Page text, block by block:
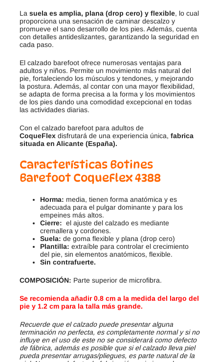
La suela es amplia, plana (drop cero) y flexible, lo cual
proporciona una sensación de caminar descalzo y
promueve el sano desarrollo de los pies. Además, cuenta
con detalles antideslizantes, garantizando la seguridad en
cada paso.
El calzado barefoot ofrece numerosas ventajas para
adultos y niños. Permite un movimiento más natural del
pie, fortaleciendo los músculos y tendones, y mejorando
la postura. Además, al contar con una mayor flexibilidad,
se adapta de forma precisa a la forma y los movimientos
de los pies dando una comodidad excepcional en todas
las actividades diarias.
Con el calzado barefoot para adultos de
CoqueFlex disfrutará de una experiencia única, fabrica
situada en Alicante (España).
Características Botines
Barefoot CoqueFlex 4388
Horma: media, tienen forma anatómica y es
adecuada para el pulgar dominante y para los
empeines más altos.
Cierre: el ajuste del calzado es mediante
cremallera y cordones.
Suela: de goma flexible y plana (drop cero)
Plantilla: extraíble para controlar el crecimiento
del pie, sin elementos anatómicos, flexible.
Sin contrafuerte.
COMPOSICIÓN: Parte superior de microfibra.
Se recomienda añadir 0.8 cm a la medida del largo del
pie y 1.2 cm para la talla más grande.
Recuerde que el calzado puede presentar alguna
terminación no perfecta, es completamente normal y si no
influye en el uso de este no se considerará como defecto
de fábrica, además es posible que si el calzado lleva piel
pueda presentar arrugas/pliegues, es parte natural de la